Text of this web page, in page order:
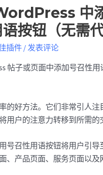
中
按钮（无需代
插件 /发表评论
帖子或页面中添加号召性用
的好方法。它们非常引人注
用户的注意力转移到所需的
号召性用语按钮将用户引导
、产品页面、服务页面以及